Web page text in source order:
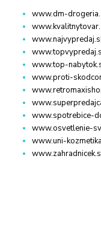
www.dm-
www.top-
www.proti-
www.spotrebice-
www.osvetlenie-
www.uni-